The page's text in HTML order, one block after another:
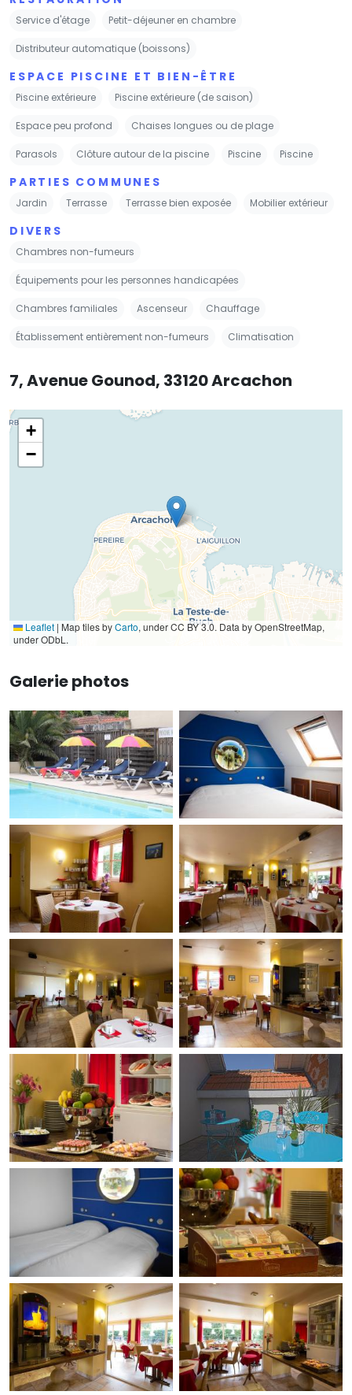
Service d'étage Petit-déjeuner en chambre
Distributeur automatique (boissons)
ESPACE PISCINE ET BIEN-ÊTRE
Piscine extérieure Piscine extérieure (de saison)
Espace peu profond Chaises longues ou de plage
Parasols Clôture autour de la piscine Piscine Piscine
PARTIES COMMUNES
Jardin Terrasse Terrasse bien exposée Mobilier extérieur
DIVERS
Chambres non-fumeurs
Équipements pour les personnes handicapées
Chambres familiales Ascenseur Chauffage
Établissement entièrement non-fumeurs Climatisation
7, Avenue Gounod, 33120 Arcachon
+
−
Leaflet | Map tiles byCarto, under CC BY 3.0. Data by OpenStreetMap,
under ODbL.
Galerie photos